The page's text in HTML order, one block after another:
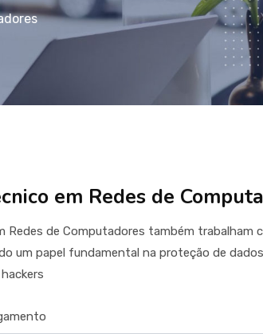
em Redes de
Redes de Computadores também trabalham
um papel fundamental na proteção de